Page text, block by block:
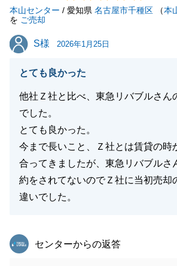
とがございましたら、精一杯お手伝
ます。ぜひお気軽にご相談いただけ
この度はご成約、誠におめでとうご
閉じる
本山センター / 愛知県 名古屋市千種区 （本
を ご売却
S様
S様 2026年1月25日
とても良かった
他社Ｚ社と比べ、東急リバブルさん
でした。
とても良かった。
今まで長いこと、Ｚ社とは賃貸の時
合ってきましたが、東急リバブルさ
約をされてないのでＺ社に当初売却
違いでした。
東急リバブル
センターからの返答